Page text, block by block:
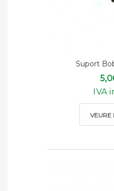
Suport
IVA
VEURE